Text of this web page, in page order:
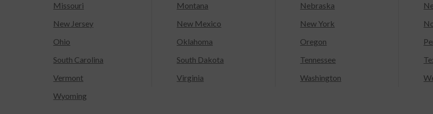
Missouri
Montana Nebraska
New Jersey
New Mexico New York
Ohio
Oklahoma Oregon
South Carolina
South Dakota Tennessee
Vermont
Virginia Washington
Wyoming